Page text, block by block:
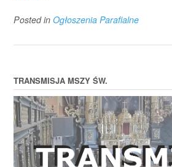
Posted in Ogłoszenia Parafialne
TRANSMISJA MSZY ŚW.